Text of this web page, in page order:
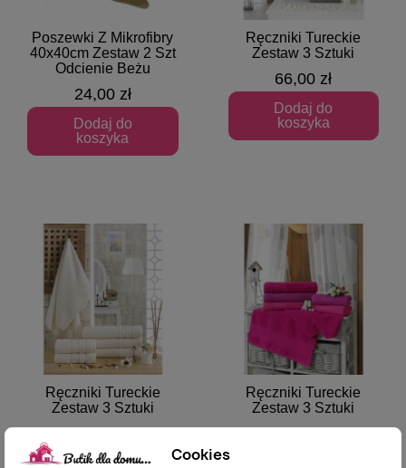
Szybki podgląd
Poszewki Z Mikrofibry
40x40cm Zestaw 2 Szt
Odcienie Beżu
24,00 zł
Dodaj do
koszyka
Szybki podgląd
Ręczniki Tureckie
Zestaw 3 Sztuki
66,00 zł
Dodaj do
koszyka
Szybki podgląd
Ręczniki Tureckie
Zestaw 3 Sztuki
66,00 zł
Dodaj do
Szybki podgląd
Ręczniki Tureckie
Zestaw 3 Sztuki
66,00 zł
Cookies